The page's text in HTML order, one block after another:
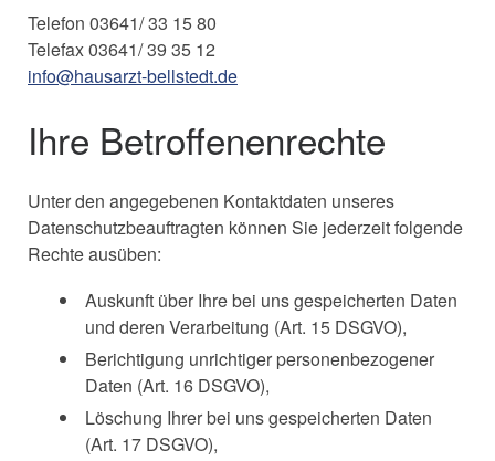
Telefon 03641/ 33 15 80
Telefax 03641/ 39 35 12
info@hausarzt-bellstedt.de
Ihre Betroffenenrechte
Unter den angegebenen Kontaktdaten unseres
Datenschutzbeauftragten können Sie jederzeit folgende
Rechte ausüben:
Auskunft über Ihre bei uns gespeicherten Daten
und deren Verarbeitung (Art. 15 DSGVO),
Berichtigung unrichtiger personenbezogener
Daten (Art. 16 DSGVO),
Löschung Ihrer bei uns gespeicherten Daten
(Art. 17 DSGVO),